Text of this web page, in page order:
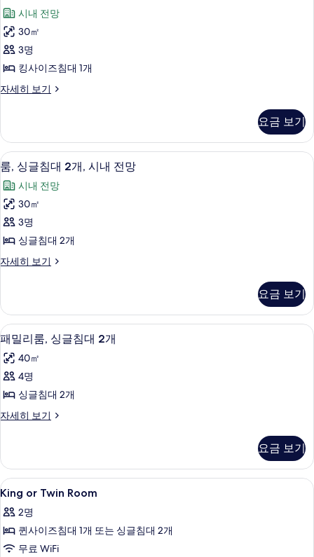
기
애
인
지
원
사
두
보
기
1
개,
장
인
지
자
기
킹
사
이
즈
침
대
개,
시
내
전
망
사
진
모
기
시내 전망
30㎡
3명
킹사이즈침대 1개
자세히 보기
룸,
즈
침
대
1
개,
시
전
망
세
요금 보기
룸,
싱
글
침
대
2
개,
내
전
망
사
진
모
두
객실 내 금고, 책상, 노트북 작업 공간,
7
룸, 싱글침대 2개, 시내 전망
시내 전망
30㎡
3명
싱글침대 2개
자세히 보기
룸,
대
개,
시
내
전
자
세
히
요금 보기
패
밀
리
룸,
싱
글
대
2
개
사
진
모
패밀리룸, 싱글침대 2개 | 거실 공간 |
6
패밀리룸, 싱글침대 2개
40㎡
4명
싱글침대 2개
자세히 보기
패
싱
글
침
2
개
세
요금 보기
King
or
Twin
Room
사
객실 내 금고, 책상, 노트북 작업 공간,
4
King or Twin Room
2명
퀸사이즈침대 1개 또는 싱글침대 2개
무료 WiFi